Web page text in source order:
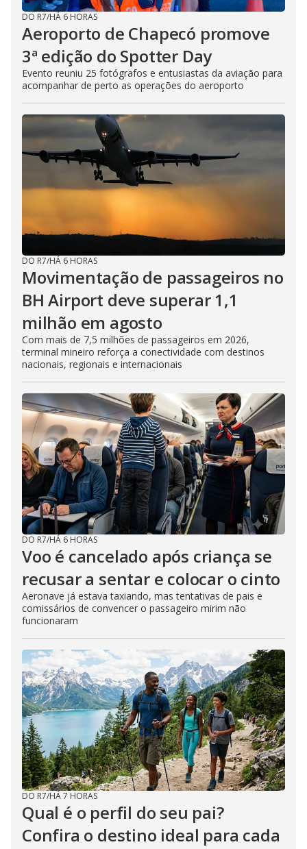
DO R7/HÁ 6 HORAS
Aeroporto de Chapecó promove
3ª edição do Spotter Day
Evento reuniu 25 fotógrafos e entusiastas da aviação para
acompanhar de perto as operações do aeroporto
DO R7/HÁ 6 HORAS
Movimentação de passageiros no
BH Airport deve superar 1,1
milhão em agosto
Com mais de 7,5 milhões de passageiros em 2026,
terminal mineiro reforça a conectividade com destinos
nacionais, regionais e internacionais
DO R7/HÁ 6 HORAS
Voo é cancelado após criança se
recusar a sentar e colocar o cinto
Aeronave já estava taxiando, mas tentativas de pais e
comissários de convencer o passageiro mirim não
funcionaram
DO R7/HÁ 7 HORAS
Qual é o perfil do seu pai?
Confira o destino ideal para cada